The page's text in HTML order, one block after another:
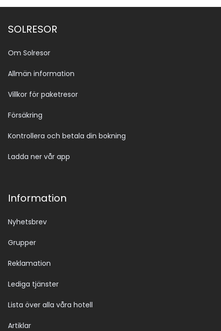
SOLRESOR
Om Solresor
Allmän information
Villkor för paketresor
Försäkring
Kontrollera och betala din bokning
Ladda ner vår app
Information
Nyhetsbrev
Grupper
Reklamation
Lediga tjänster
Lista över alla våra hotell
Artiklar